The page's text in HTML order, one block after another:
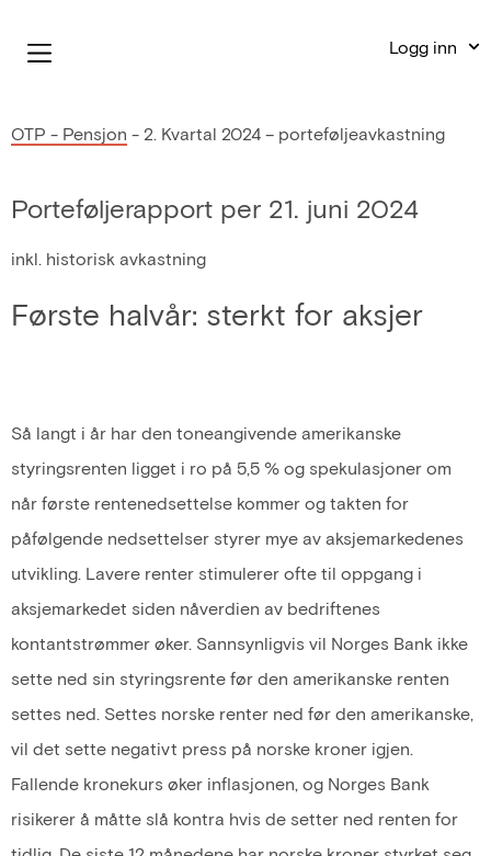
Logg inn
OTP - Pensjon - 2. Kvartal 2024 – porteføljeavkastning
Porteføljerapport per 21. juni 2024
inkl. historisk avkastning
Første halvår: sterkt for aksjer
Så langt i år har den toneangivende amerikanske
styringsrenten ligget i ro på 5,5 % og spekulasjoner om
når første rentenedsettelse kommer og takten for
påfølgende nedsettelser styrer mye av aksjemarkedenes
utvikling. Lavere renter stimulerer ofte til oppgang i
aksjemarkedet siden nåverdien av bedriftenes
kontantstrømmer øker. Sannsynligvis vil Norges Bank ikke
sette ned sin styringsrente før den amerikanske renten
settes ned. Settes norske renter ned før den amerikanske,
vil det sette negativt press på norske kroner igjen.
Fallende kronekurs øker inflasjonen, og Norges Bank
risikerer å måtte slå kontra hvis de setter ned renten for